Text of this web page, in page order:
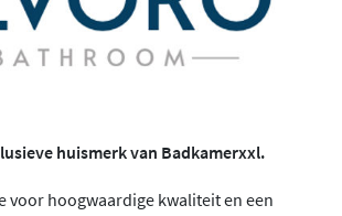
huismerk van Badkamerxxl.
voor hoogwaardige kwaliteit en een